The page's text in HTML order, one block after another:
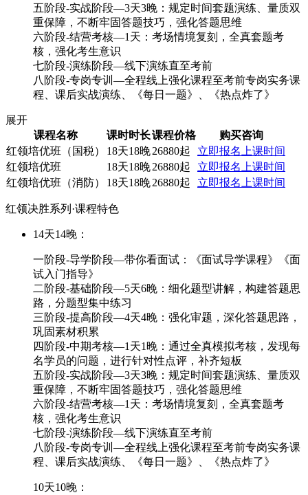
五阶段-实战阶段—3天3晚：规定时间套题演练、量质双
重保障，不断牢固答题技巧，强化答题思维
六阶段-结营考核—1天：考场情境复刻，全真套题考
核，强化考生意识
七阶段-演练阶段—线下演练直至考前
八阶段-专岗专训—全程线上强化课程至考前专岗实务课
程、课后实战演练、《每日一题》、《热点炸了》
展开
课程名称
课时时长课程价格
购买咨询
红领培优班（国税）
18天18晚26880起 立即报名 上课时间
红领培优班
18天18晚26880起 立即报名 上课时间
红领培优班（消防）
18天18晚26880起 立即报名 上课时间
红领决胜系列·课程特色
14天14晚：
一阶段-导学阶段—带你看面试：《面试导学课程》《面
试入门指导》
二阶段-基础阶段—5天6晚：细化题型讲解，构建答题思
路，分题型集中练习
三阶段-提高阶段—4天4晚：强化审题，深化答题思路，
巩固素材积累
四阶段-中期考核—1天1晚：通过全真模拟考核，发现每
名学员的问题，进行针对性点评，补齐短板
五阶段-实战阶段—3天3晚：规定时间套题演练、量质双
重保障，不断牢固答题技巧，强化答题思维
六阶段-结营考核—1天：考场情境复刻，全真套题考
核，强化考生意识
七阶段-演练阶段—线下演练直至考前
八阶段-专岗专训—全程线上强化课程至考前专岗实务课
程、课后实战演练、《每日一题》、《热点炸了》
10天10晚：